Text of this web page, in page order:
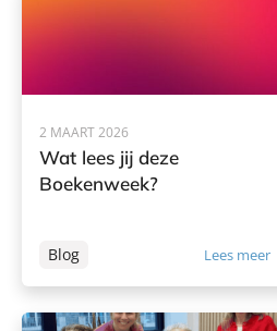
2 MAART 2026
Wat lees jij deze
Boekenweek?
Blog Lees meer